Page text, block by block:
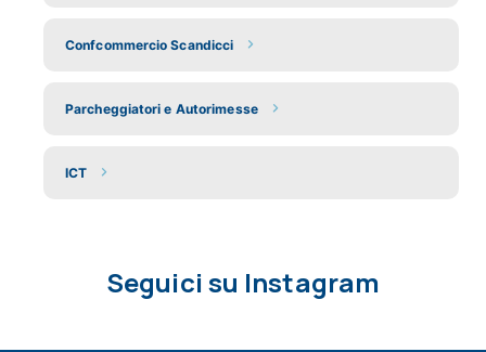
Confcommercio Scandicci
Parcheggiatori e Autorimesse
ICT
Seguici su Instagram